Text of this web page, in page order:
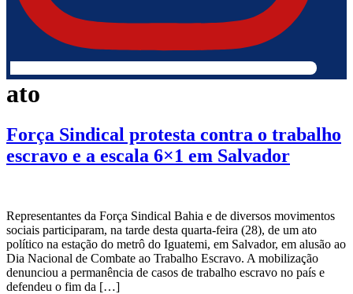
ato
Força Sindical protesta contra o trabalho
escravo e a escala 6×1 em Salvador
Representantes da Força Sindical Bahia e de diversos movimentos
sociais participaram, na tarde desta quarta-feira (28), de um ato
político na estação do metrô do Iguatemi, em Salvador, em alusão ao
Dia Nacional de Combate ao Trabalho Escravo. A mobilização
denunciou a permanência de casos de trabalho escravo no país e
defendeu o fim da […]